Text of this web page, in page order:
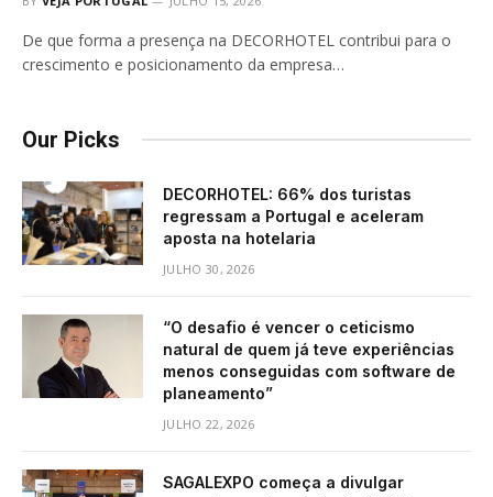
De que forma a presença na DECORHOTEL contribui para o
crescimento e posicionamento da empresa…
Our Picks
DECORHOTEL: 66% dos turistas
regressam a Portugal e aceleram
aposta na hotelaria
JULHO 30, 2026
“O desafio é vencer o ceticismo
natural de quem já teve experiências
menos conseguidas com software de
planeamento”
JULHO 22, 2026
SAGALEXPO começa a divulgar